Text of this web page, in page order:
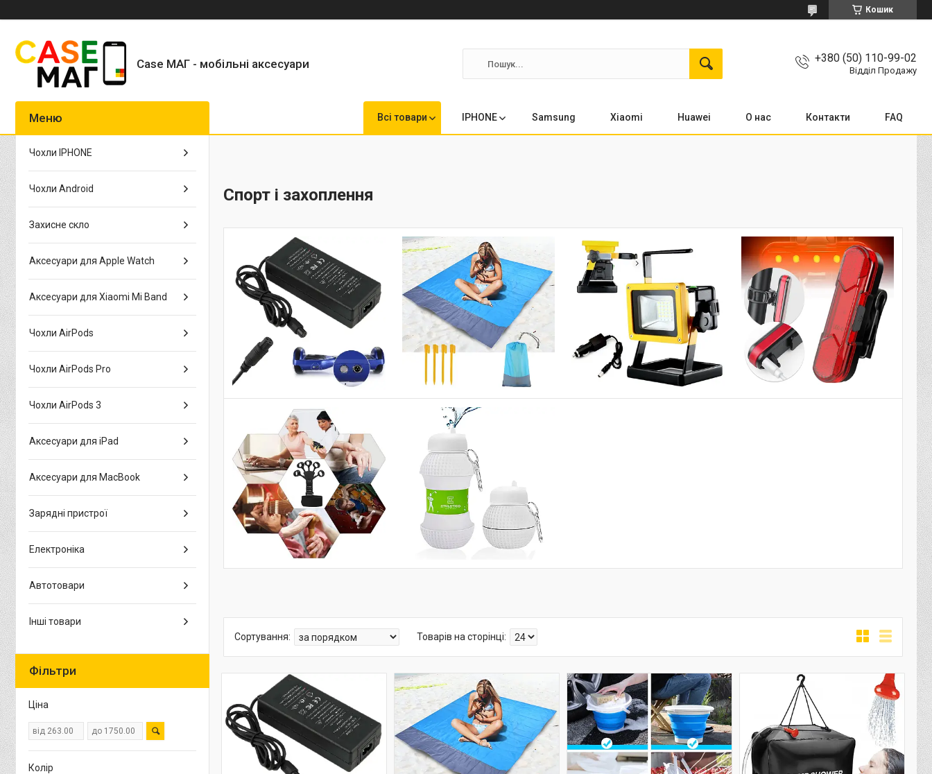
Кошик
Case МАГ - мобільні аксесуари +380 (50) 110-99-02
Відділ Продажу
Всі товари IPHONE Samsung Xiaomi Huawei О нас Контакти FAQ
Спорт і захоплення
Чохли IPHONE
Чохли Android
Захисне скло
Аксесуари для Apple Watch
Аксесуари для Xiaomi Mi Band
Чохли AirPods
Чохли AirPods Pro
Чохли AirPods 3
Аксесуари для iPad
Аксесуари для MacBook
Зарядні пристрої
Електроніка
Автотовари
Інші товари
Фільтри
Ціна
Колір